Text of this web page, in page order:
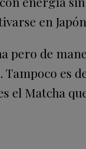
en
pero de
es
el Matcha